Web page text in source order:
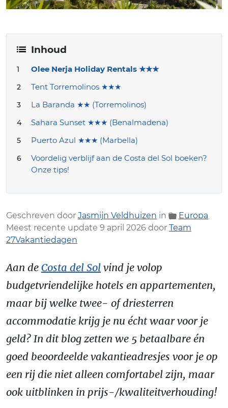
Inhoud
Olee Nerja Holiday Rentals ★★★
Tent Torremolinos ★★★
La Baranda ★★ (Torremolinos)
Sahara Sunset ★★★ (Benalmadena)
Puerto Azul ★★★ (Marbella)
Voordelig verblijf aan de Costa del Sol boeken?
Onze tips!
Geschreven door Jasmijn Veldhuizen in
Europa
Meest recente update 9 april 2026 door Team
27Vakantiedagen
Aan de Costa del Sol vind je volop
budgetvriendelijke hotels en appartementen,
maar bij welke twee- of driesterren
accommodatie krijg je nu écht waar voor je
geld? In dit blog zetten we 5 betaalbare én
goed beoordeelde vakantieadresjes voor je op
een rij die niet alleen comfortabel zijn, maar
ook uitblinken in prijs-/kwaliteitverhouding!